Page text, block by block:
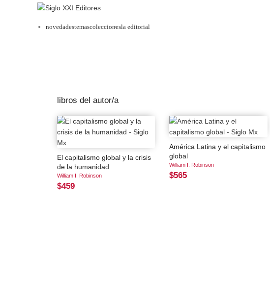
novedadestemascoleccionesla editorial
libros del autor/a
El capitalismo global y la crisis
de la humanidad
William I. Robinson
$459
América Latina y el capitalismo
global
William I. Robinson
$565